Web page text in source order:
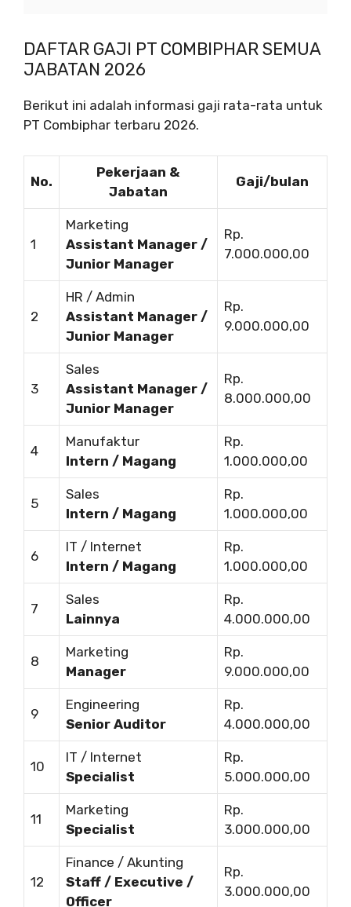
DAFTAR GAJI PT COMBIPHAR SEMUA
JABATAN 2026
Berikut ini adalah informasi gaji rata-rata untuk
PT Combiphar terbaru 2026.
No.
Pekerjaan &
Jabatan
Gaji/bulan
1
Marketing
Assistant Manager /
Junior Manager
Rp.
7.000.000,00
2
HR / Admin
Assistant Manager /
Junior Manager
Rp.
9.000.000,00
3
Sales
Assistant Manager /
Junior Manager
Rp.
8.000.000,00
4
Manufaktur
Intern / Magang
Rp.
1.000.000,00
5
Sales
Intern / Magang
Rp.
1.000.000,00
6
IT / Internet
Intern / Magang
Rp.
1.000.000,00
7
Sales
Lainnya
Rp.
4.000.000,00
8
Marketing
Manager
Rp.
9.000.000,00
9
Engineering
Senior Auditor
Rp.
4.000.000,00
10
IT / Internet
Specialist
Rp.
5.000.000,00
11
Marketing
Specialist
Rp.
3.000.000,00
12
Finance / Akunting
Staff / Executive /
Officer
Rp.
3.000.000,00